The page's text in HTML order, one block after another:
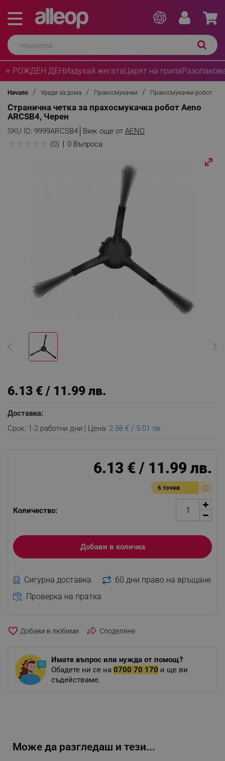
⭐ РОЖДЕН ДЕНИздухай жегатаЦарят на грила
Начало Уреди за дома Прахосмукачки Прахосмукачки робот
Странична четка за прахосмукачка робот Aeno
ARCSB4, Черен
SKU ID: 9999ARCSB4 Виж още от AENO
(0) 0 Въпроса
6.13 € / 11.99 лв.
Доставка:
Срок: 1-2 работни дни | Цена: 2.56 € / 5.01 лв.
6.13 € / 11.99 лв.
6 точки
Количество:
Добави в количка
Сигурна доставка
60 дни право на връщане
Проверка на пратка
favorite_border Споделяне
Имате въпрос или нужда от помощ?
Обадете ни се на 0700 70 170 и ще ви
съдействаме.
Може да разгледаш и тези...